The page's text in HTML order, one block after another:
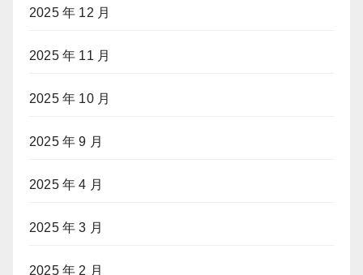
2025 年 12 月
2025 年 11 月
2025 年 10 月
2025 年 9 月
2025 年 4 月
2025 年 3 月
2025 年 2 月